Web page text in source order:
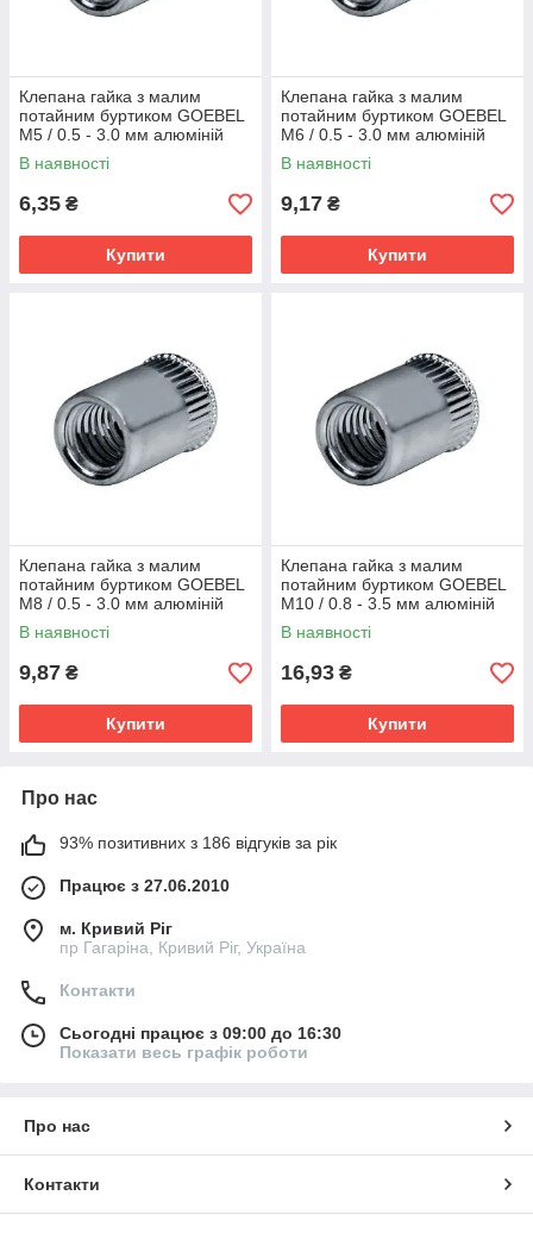
Клепана гайка з малим
потайним буртиком GOEBEL
М5 / 0.5 - 3.0 мм алюміній
В наявності
6,35 ₴
Купити
Клепана гайка з малим
потайним буртиком GOEBEL
М6 / 0.5 - 3.0 мм алюміній
В наявності
9,17 ₴
Купити
Клепана гайка з малим
потайним буртиком GOEBEL
М8 / 0.5 - 3.0 мм алюміній
В наявності
9,87 ₴
Купити
Клепана гайка з малим
потайним буртиком GOEBEL
М10 / 0.8 - 3.5 мм алюміній
В наявності
16,93 ₴
Купити
Про нас
93% позитивних з 186 відгуків за рік
Працює з 27.06.2010
м. Кривий Ріг
пр Гагаріна, Кривий Ріг, Україна
Контакти
Сьогодні працює з 09:00 до 16:30
Показати весь графік роботи
Про нас
Контакти